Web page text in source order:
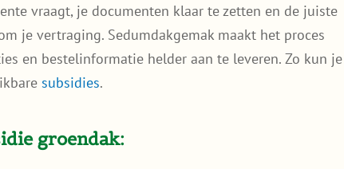
vraagt, je documenten klaar te zetten en de juiste
je vertraging. Sedumdakgemak maakt het proces
en bestelinformatie helder aan te leveren. Zo kun je
subsidies.
groendak: